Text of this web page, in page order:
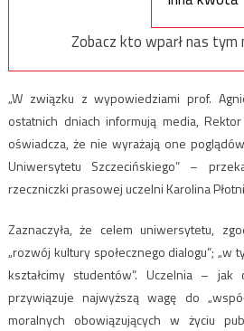
Zobacz kto wparł nas tym
„W związku z wypowiedziami prof.
ostatnich dniach informują media,
oświadcza, że nie wyrażają one
Uniwersytetu Szczecińskiego” –
rzeczniczki prasowej uczelni Karolina
Zaznaczyła, że celem uniwersytetu,
„rozwój kultury społecznego dialogu”; „w
kształcimy studentów”. Uczelnia –
przywiązuje najwyższą wagę do
moralnych obowiązujących w życiu